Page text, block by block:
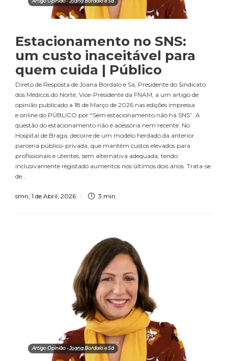
Estacionamento no SNS:
um custo inaceitável para
quem cuida | Público
Direto de Resposta de Joana Bordalo e Sá, Presidente do Sindicato
dos Médicos do Norte, Vice-Presidente da FNAM, a um artigo de
opinião publicado a 18 de Março de 2026 nas edições impressa
e online do PÚBLICO por “Sem estacionamento não há SNS”. A
questão do estacionamento não é acessória nem recente. No
Hospital de Braga, decorre de um modelo herdado da anterior
parceria público-privada, que mantém custos elevados para
profissionais e utentes, sem alternativa adequada, tendo
inclusivamente registado aumentos nos últimos dois anos. Trata-se
de...
smn, 1 de Abril, 2026 3 min
Artigo Opinião - Joana Bordalo e Sá